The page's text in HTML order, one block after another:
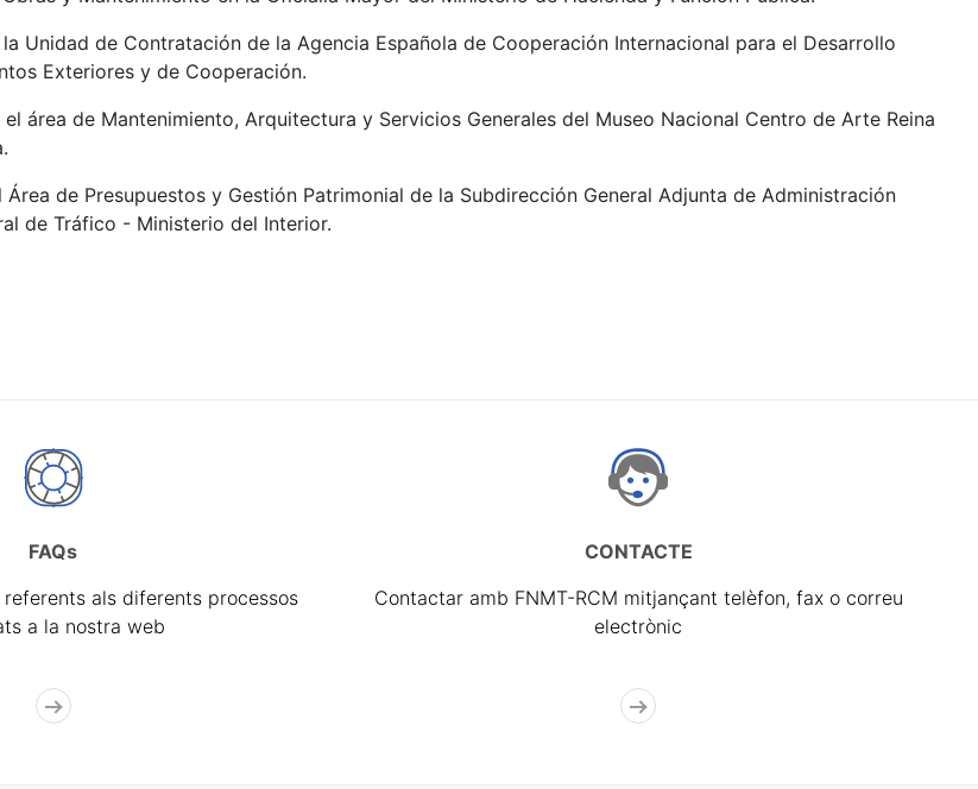
Unidad de Contratación de la Agencia Española de Cooperación Internacional para el Desarrollo
Exteriores y de Cooperación.
área de Mantenimiento, Arquitectura y Servicios Generales del Museo Nacional Centro de Arte Reina
de Presupuestos y Gestión Patrimonial de la Subdirección General Adjunta de Administración
de Tráfico - Ministerio del Interior.
FAQs
als diferents processos
a la nostra web
CONTACTE
Contactar amb FNMT-RCM mitjançant telèfon, fax o correu
electrònic